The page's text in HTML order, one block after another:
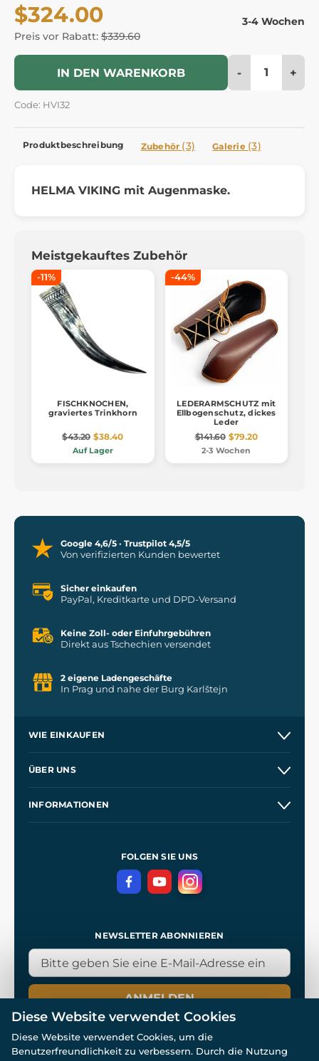
$324.00
Preis vor Rabatt: $339.60
3-4 Wochen
IN DEN WARENKORB - +
Code: HVI32
Produktbeschreibung Zubehör (3) Galerie (3)
HELMA VIKING mit Augenmaske.
Meistgekauftes Zubehör
-11%
FISCHKNOCHEN,
graviertes Trinkhorn
$43.20 $38.40
Auf Lager
-44%
LEDERARMSCHUTZ mit
Ellbogenschutz, dickes
Leder
$141.60 $79.20
2-3 Wochen
Google 4,6/5 · Trustpilot 4,5/5
Von verifizierten Kunden bewertet
Sicher einkaufen
PayPal, Kreditkarte und DPD-Versand
Keine Zoll- oder Einfuhrgebühren
Direkt aus Tschechien versendet
2 eigene Ladengeschäfte
In Prag und nahe der Burg Karlštejn
WIE EINKAUFEN
Kontakt
ÜBER UNS
INFORMATIONEN
DatenschutzerklärungFOLGEN SIE UNS
NEWSLETTER ABONNIEREN
ANMELDEN
Diese Website verwendet Cookies
Diese Website verwendet Cookies, um die
Benutzerfreundlichkeit zu verbessern. Durch die Nutzung